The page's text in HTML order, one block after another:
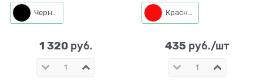
Черный
1 320 руб.
Красный
435 руб./шт